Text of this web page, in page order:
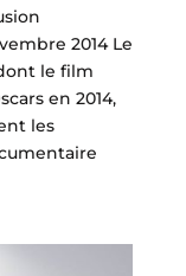
2014 Le
le film
en 2014,
les